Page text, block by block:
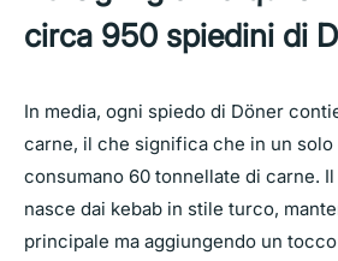
circa 950 spiedini di
In media, ogni spiedo di Döner
carne, il che significa che in un solo
consumano 60 tonnellate di carne.
nasce dai kebab in stile turco,
principale ma aggiungendo un